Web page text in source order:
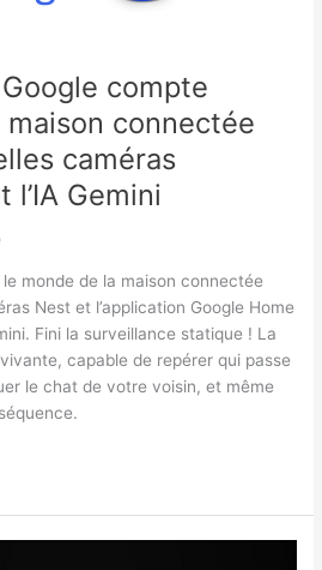
compte
connectée
caméras
Gemini
monde de la maison connectée
Nest et l’application Google Home
Fini la surveillance statique ! La
capable de repérer qui passe
le chat de votre voisin, et même